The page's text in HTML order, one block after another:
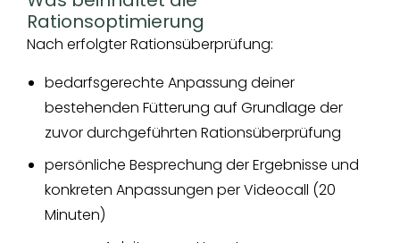
Rationsoptimierung
Nach erfolgter Rationsüberprüfung:
bedarfsgerechte Anpassung deiner
bestehenden Fütterung auf Grundlage der
zuvor durchgeführten Rationsüberprüfung
persönliche Besprechung der Ergebnisse und
konkreten Anpassungen per Videocall (20
Minuten)